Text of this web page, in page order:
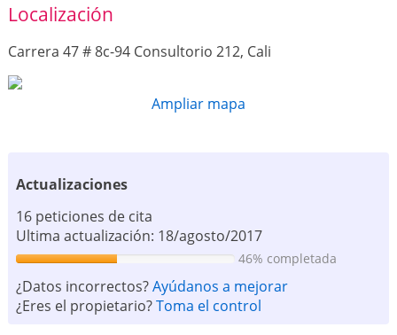
Localización
Carrera 47 # 8c-94 Consultorio 212, Cali
Ampliar mapa
Actualizaciones
16 peticiones de cita
Ultima actualización: 18/agosto/2017
46% completada
¿Datos incorrectos?Ayúdanos a mejorar
¿Eres el propietario?Toma el control